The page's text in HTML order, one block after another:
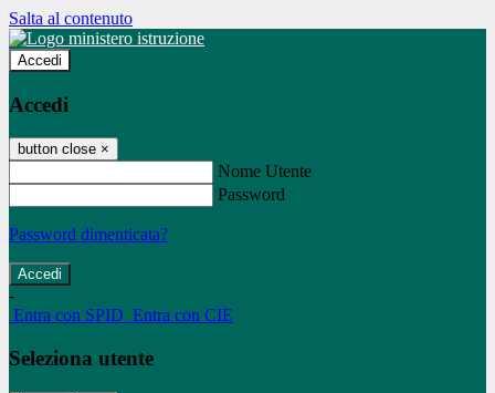
Salta al contenuto
Accedi
Accedi
button close ×
Nome Utente
Password
Password dimenticata?
-
Entra con SPID Entra con CIE
Seleziona utente